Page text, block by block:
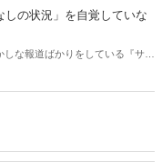
しの状況」を自覚していな
な報道ばかりをしている『サン